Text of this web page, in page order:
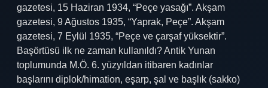
gazetesi, 15 Haziran 1934, “Peçe yasağı”. Akşam
gazetesi, 9 Ağustos 1935, “Yaprak, Peçe”. Akşam
gazetesi, 7 Eylül 1935, “Peçe ve çarşaf yüksektir”.
Başörtüsü ilk ne zaman kullanıldı? Antik Yunan
toplumunda M.Ö. 6. yüzyıldan itibaren kadınlar
başlarını diplok/himation, eşarp, şal ve başlık (sakko)